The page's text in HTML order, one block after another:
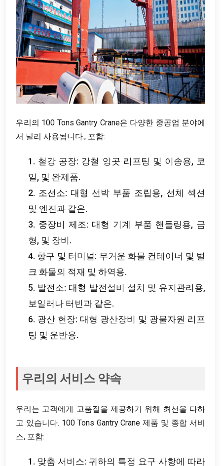
우리의 100 Tons Gantry Crane은 다양한 중공업 분야에
서 널리 사용됩니다., 포함:
1. 철강 공장: 강철 잉곳 리프팅 및 이송용, 코
일, 및 완제품.
2. 조선소: 대형 선박 부품 조립용, 선체 섹션
및 엔진과 같은.
3. 중장비 제조: 대형 기계 부품 핸들링용, 금
형, 및 장비.
4. 항구 및 터미널: 무거운 화물 컨테이너 및 벌
크 화물의 적재 및 하역용.
5. 발전소: 대형 발전설비 설치 및 유지관리용,
보일러나 터빈과 같은.
6. 광산 현장: 대형 광산장비 및 광물자원 리프
팅 및 운반용.
우리의 서비스 약속
우리는 고객에게 고품질을 제공하기 위해 최선을 다하
고 있습니다. 100 Tons Gantry Crane 제품 및 종합 서비
스, 포함:
1. 맞춤 서비스: 귀하의 특정 요구 사항에 따라